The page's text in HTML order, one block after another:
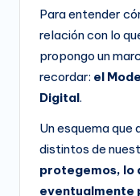
Para entender
relación con lo
propongo un
recordar: el
Digital.
Un esquema que
distintos de
protegemos, lo
eventualmente